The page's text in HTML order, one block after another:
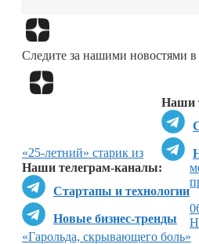
Следите за нашими новостями
Наши
Наши телеграм-каналы:
Стартапы и технологии
Новые бизнес-тренды
«25-летний» старик из
«Гарольда, скрывающего боль»